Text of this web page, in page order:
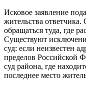
Исковое заявление
жительства
обращаться туда, где
Существуют
суд: если неизвестен
пределов Российской
суд района, где
последнее место